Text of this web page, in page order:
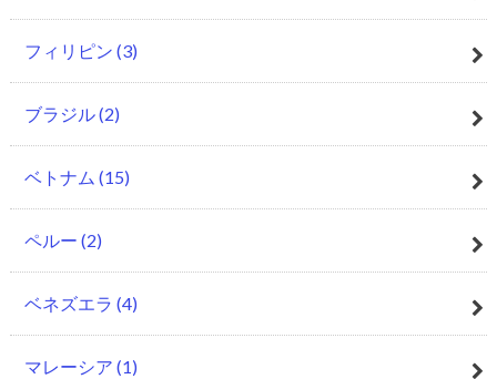
フィリピン (3)
ブラジル(2)
ベトナム (15)
ペルー (2)
ベネズエラ (4)
マレーシア (1)